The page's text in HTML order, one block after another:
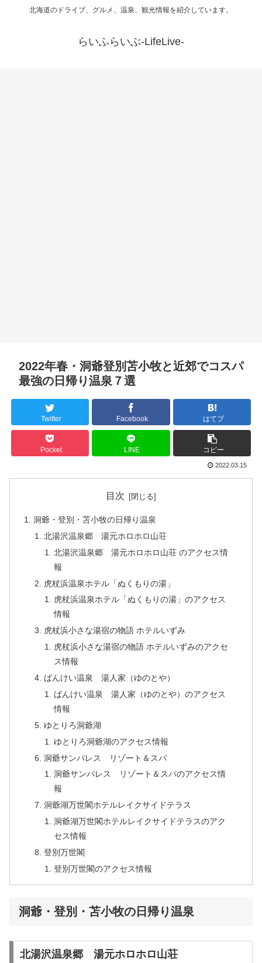
北海道のドライブ、グルメ、温泉、観光情報を紹介しています。
らいふらいぶ-LifeLive-
2022年春・洞爺登別苫小牧と近郊でコスパ
最強の日帰り温泉７選
Twitter Facebook はてブ
Pocket LINE コピー
2022.03.15
目次
洞爺・登別・苫小牧の日帰り温泉
北湯沢温泉郷 湯元ホロホロ山荘
北湯沢温泉郷 湯元ホロホロ山荘 のアクセス情
報
虎杖浜温泉ホテル「ぬくもりの湯」
虎杖浜温泉ホテル「ぬくもりの湯」のアクセス
情報
虎杖浜小さな湯宿の物語 ホテルいずみ
虎杖浜小さな湯宿の物語 ホテルいずみのアクセ
ス情報
ばんけい温泉 湯人家（ゆのとや）
ばんけい温泉 湯人家（ゆのとや）のアクセス
情報
ゆとりろ洞爺湖
ゆとりろ洞爺湖のアクセス情報
洞爺サンパレス リゾート＆スパ
洞爺サンパレス リゾート＆スパのアクセス情
報
洞爺湖万世閣ホテルレイクサイドテラス
洞爺湖万世閣ホテルレイクサイドテラスのアク
セス情報
登別万世閣
登別万世閣のアクセス情報
洞爺・登別・苫小牧の日帰り温泉
北湯沢温泉郷 湯元ホロホロ山荘